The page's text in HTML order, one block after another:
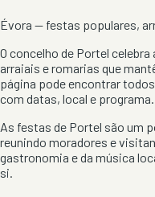
Évora — festas populares,
O concelho de Portel celebra
arraiais e romarias que
página pode encontrar
com datas, local e programa.
As festas de Portel são um
reunindo moradores e
gastronomia e da música
si.